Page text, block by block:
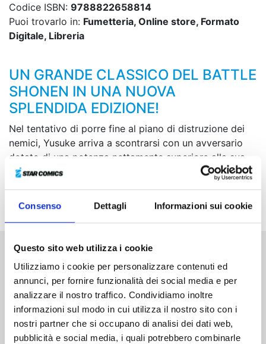
Consenso Dettagli Informazioni sui cookie
Questo sito web utilizza i cookie
Utilizziamo i cookie per personalizzare contenuti ed
annunci, per fornire funzionalità dei social media e per
analizzare il nostro traffico. Condividiamo inoltre
informazioni sul modo in cui utilizza il nostro sito con i
nostri partner che si occupano di analisi dei dati web,
pubblicità e social media, i quali potrebbero combinarle
Codice ISBN: 9788822658814
Puoi trovarlo in: Fumetteria, Online store, Formato
Digitale, Libreria
UN GRANDE CLASSICO DEL BATTLE
SHONEN IN UNA NUOVA
SPLENDIDA EDIZIONE!
Nel tentativo di porre fine al piano di distruzione dei
nemici, Yusuke arriva a scontrarsi con un avversario
dotato di una potenza nettamente superiore alla sua.
Per sconfiggerlo, un alleato di non poco conto
persona!
Altri volumi della serie